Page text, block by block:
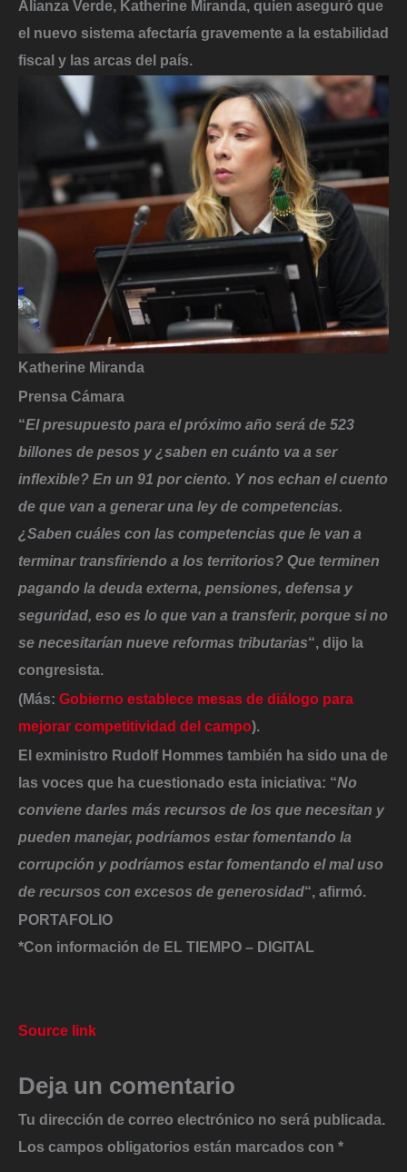
Alianza Verde, Katherine Miranda, quien aseguró que
el nuevo sistema afectaría gravemente a la estabilidad
fiscal y las arcas del país.
Katherine Miranda
Prensa Cámara
“El presupuesto para el próximo año será de 523
billones de pesos y ¿saben en cuánto va a ser
inflexible? En un 91 por ciento. Y nos echan el cuento
de que van a generar una ley de competencias.
¿Saben cuáles con las competencias que le van a
terminar transfiriendo a los territorios? Que terminen
pagando la deuda externa, pensiones, defensa y
seguridad, eso es lo que van a transferir, porque si no
se necesitarían nueve reformas tributarias“, dijo la
congresista.
(Más: Gobierno establece mesas de diálogo para
mejorar competitividad del campo).
El exministro Rudolf Hommes también ha sido una de
las voces que ha cuestionado esta iniciativa: “No
conviene darles más recursos de los que necesitan y
pueden manejar, podríamos estar fomentando la
corrupción y podríamos estar fomentando el mal uso
de recursos con excesos de generosidad“, afirmó.
PORTAFOLIO
*Con información de EL TIEMPO – DIGITAL
Source link
Deja un comentario
Tu dirección de correo electrónico no será publicada.
Los campos obligatorios están marcados con *